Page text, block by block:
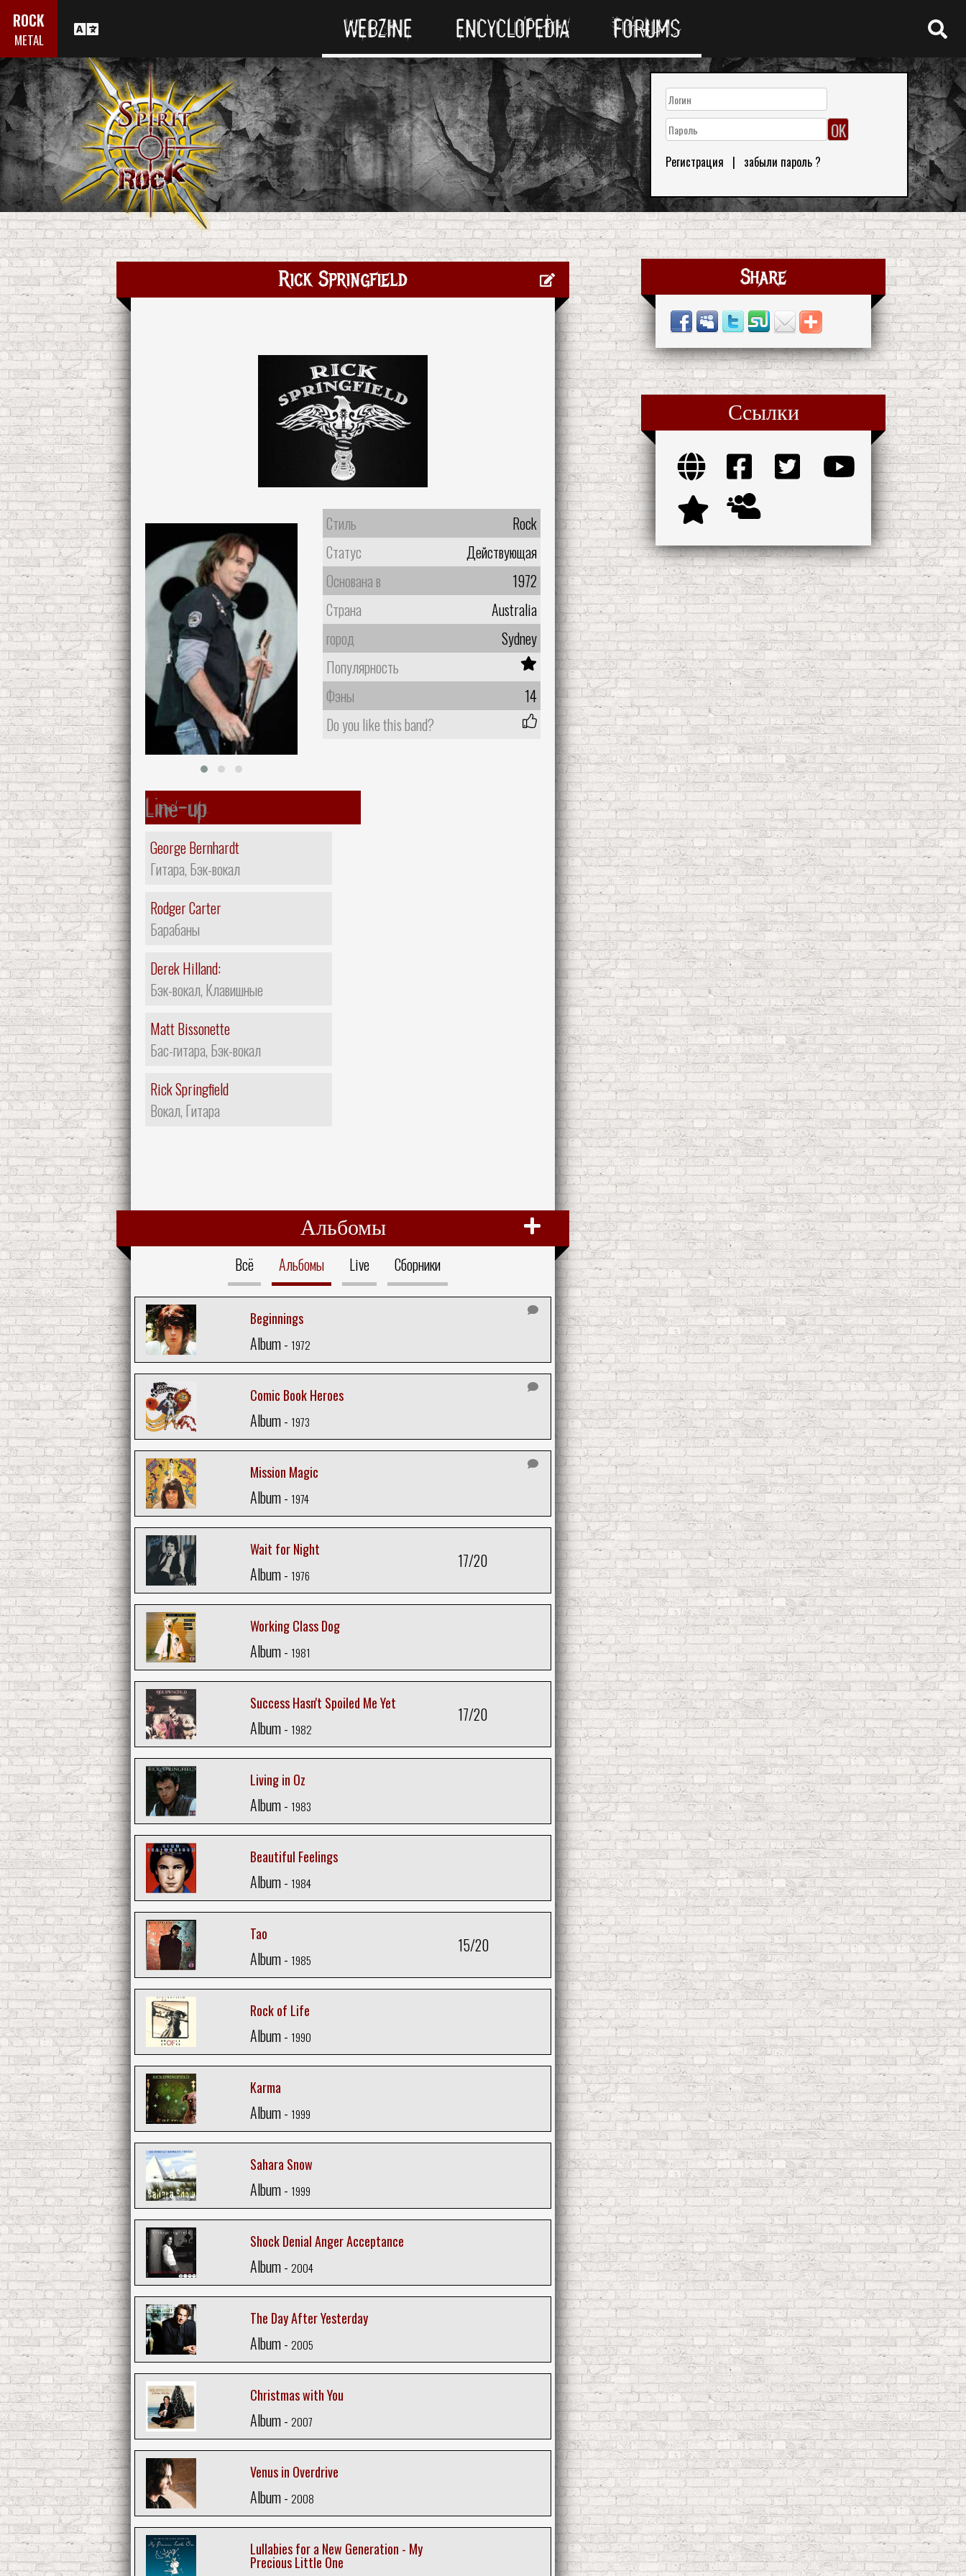
ROCK
METAL WEBZINE ENCYCLOPEDIA FORUMS
Регистрация | забыли пароль ?
Rick Springfield
Стиль
Rock
Статус
Действующая
Основана в
1972
Страна
Australia
город
Sydney
Популярность
Фэны
14
Do you like this band?
Line-up
George Bernhardt
Гитара, Бэк-вокал
Rodger Carter
Барабаны
Derek Hilland:
Бэк-вокал, Клавишные
Matt Bissonette
Бас-гитара, Бэк-вокал
Rick Springfield
Вокал, Гитара
Альбомы
Всё Альбомы Live Сборники
Beginnings
Album - 1972
Comic Book Heroes
Album - 1973
Mission Magic
Album - 1974
Wait for Night
Album - 1976
17/20
Working Class Dog
Album - 1981
Success Hasn't Spoiled Me Yet
Album - 1982
17/20
Living in Oz
Album - 1983
Beautiful Feelings
Album - 1984
Tao
Album - 1985
15/20
Rock of Life
Album - 1990
Karma
Album - 1999
Sahara Snow
Album - 1999
Shock Denial Anger Acceptance
Album - 2004
The Day After Yesterday
Album - 2005
Christmas with You
Album - 2007
Venus in Overdrive
Album - 2008
Lullabies for a New Generation - My
Precious Little One
Share
Ссылки